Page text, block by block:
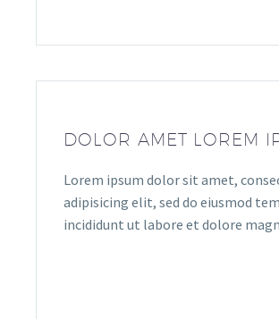
DOLOR AMET LOREM
Lorem ipsum dolor sit amet,
adipisicing elit, sed do eiusmod
incididunt ut labore et dolore